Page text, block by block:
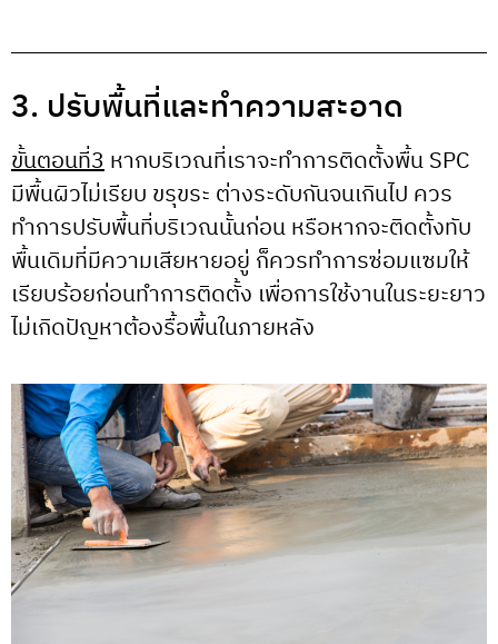
3. ปรับพื้นที่และทำความสะอาด
ขั้นตอนที่3หากบริเวณที่เราจะทำการติดตั้งพื้น SPC
มีพื้นผิวไม่เรียบ ขรุขระ ต่างระดับกันจนเกินไป ควร
ทำการปรับพื้นที่บริเวณนั้นก่อน หรือหากจะติดตั้งทับ
พื้นเดิมที่มีความเสียหายอยู่ ก็ควรทำการซ่อมแซมให้
เรียบร้อยก่อนทำการติดตั้ง เพื่อการใช้งานในระยะยาว
ไม่เกิดปัญหาต้องรื้อพื้นในภายหลัง